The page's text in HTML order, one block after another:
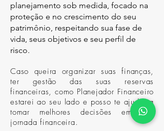
planejamento sob medida, focado na
proteção e no crescimento do seu
patrimônio, respeitando sua fase de
vida, seus objetivos e seu perfil de
risco.
Caso queira organizar suas finanças,
ter gestão das suas reservas
financeiras, como Planejador Financeiro
estarei ao seu lado e posso te ajudar a
tomar melhores decisões em sua
jornada financeira.